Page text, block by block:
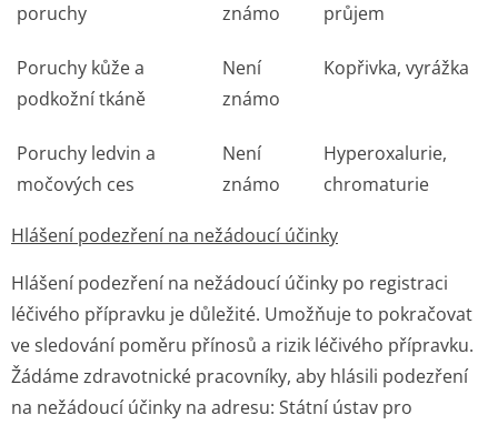
poruchy
známo
průjem
Poruchy kůže a
podkožní tkáně
Není
známo
Kopřivka, vyrážka
Poruchy ledvin a
močových ces
Není
známo
Hyperoxalurie,
chromaturie
Hlášení podezření na nežádoucí účinky
Hlášení podezření na nežádoucí účinky po registraci
léčivého přípravku je důležité. Umožňuje to pokračovat
ve sledování poměru přínosů a rizik léčivého přípravku.
Žádáme zdravotnické pracovníky, aby hlásili podezření
na nežádoucí účinky na adresu: Státní ústav pro